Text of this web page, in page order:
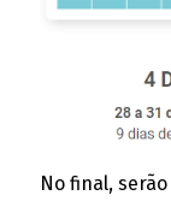
No final, serão